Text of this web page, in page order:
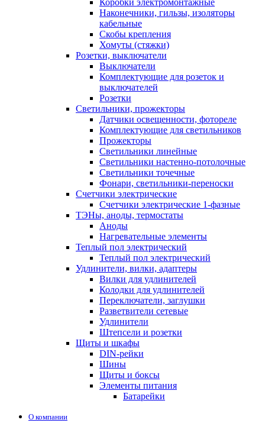
Коробки электромонтажные
Наконечники, гильзы, изоляторы
кабельные
Скобы крепления
Хомуты (стяжки)
Розетки, выключатели
Выключатели
Комплектующие для розеток и
выключателей
Розетки
Светильники, прожекторы
Датчики освещенности, фотореле
Комплектующие для светильников
Прожекторы
Светильники линейные
Светильники настенно-потолочные
Светильники точечные
Фонари, светильники-переноски
Счетчики электрические
Счетчики электрические 1-фазные
ТЭНы, аноды, термостаты
Аноды
Нагревательные элементы
Теплый пол электрический
Теплый пол электрический
Удлинители, вилки, адаптеры
Вилки для удлинителей
Колодки для удлинителей
Переключатели, заглушки
Разветвители сетевые
Удлинители
Штепсели и розетки
Щиты и шкафы
DIN-рейки
Шины
Щиты и боксы
Элементы питания
Батарейки
О компании